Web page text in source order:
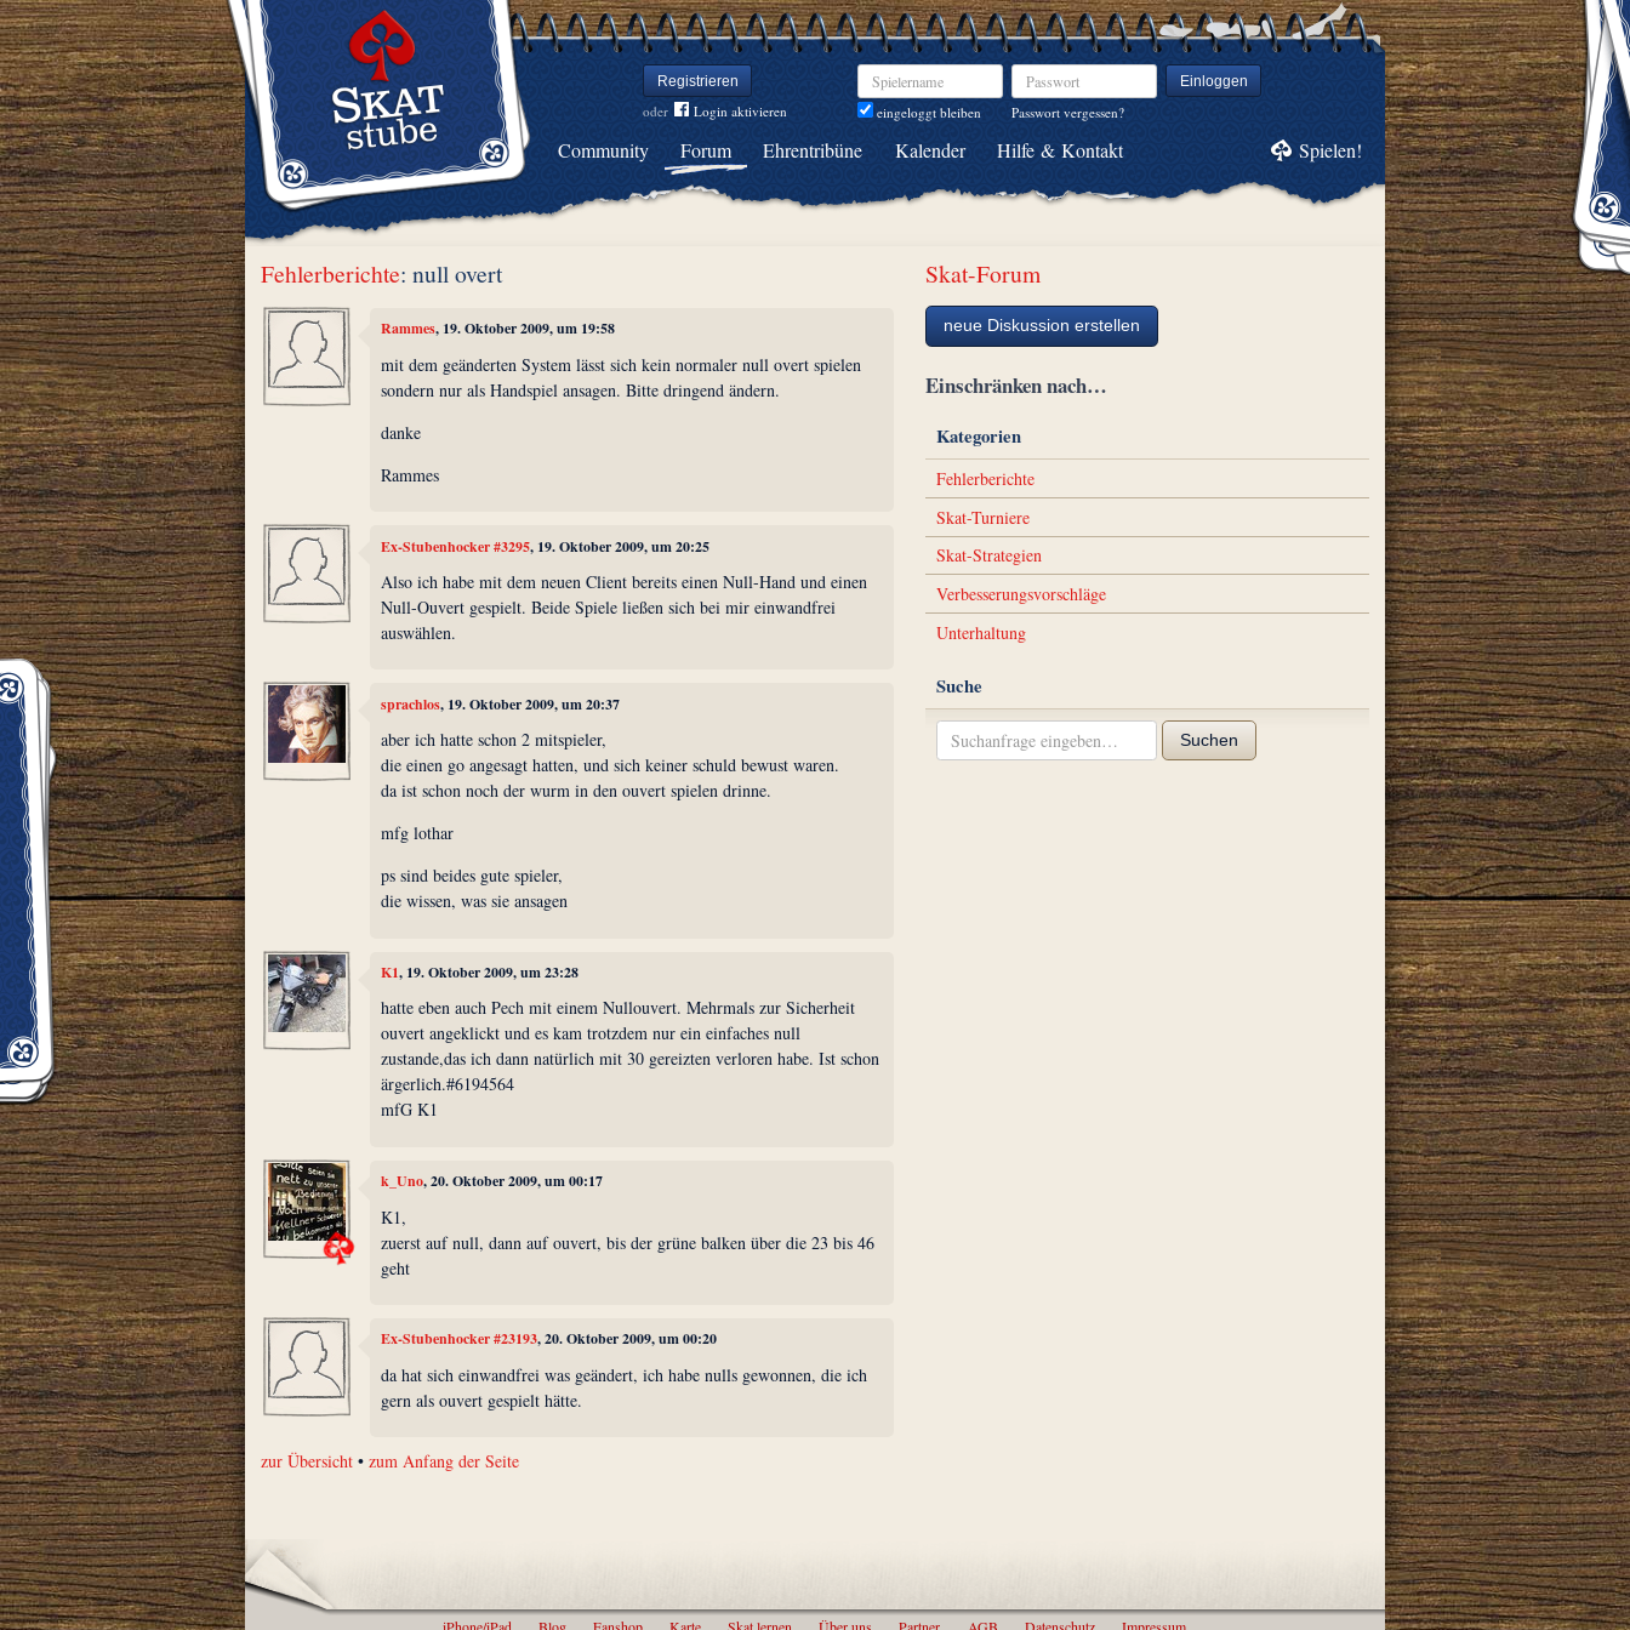
Registrieren
oder Login aktivieren
Spielername
eingeloggt bleiben
Passwort Einloggen
Passwort vergessen?
Community Forum Ehrentribüne Kalender Hilfe & Kontakt Spielen!
Fehlerberichte: null overt
Rammes, 19. Oktober 2009, um 19:58
mit dem geänderten System lässt sich kein normaler null overt spielen
sondern nur als Handspiel ansagen. Bitte dringend ändern.
danke
Rammes
Ex-Stubenhocker #3295, 19. Oktober 2009, um 20:25
Also ich habe mit dem neuen Client bereits einen Null-Hand und einen
Null-Ouvert gespielt. Beide Spiele ließen sich bei mir einwandfrei
auswählen.
sprachlos, 19. Oktober 2009, um 20:37
aber ich hatte schon 2 mitspieler,
die einen go angesagt hatten, und sich keiner schuld bewust waren.
da ist schon noch der wurm in den ouvert spielen drinne.
mfg lothar
ps sind beides gute spieler,
die wissen, was sie ansagen
K1, 19. Oktober 2009, um 23:28
hatte eben auch Pech mit einem Nullouvert. Mehrmals zur Sicherheit
ouvert angeklickt und es kam trotzdem nur ein einfaches null
zustande,das ich dann natürlich mit 30 gereizten verloren habe. Ist schon
ärgerlich.#6194564
mfG K1
k_Uno, 20. Oktober 2009, um 00:17
K1,
zuerst auf null, dann auf ouvert, bis der grüne balken über die 23 bis 46
geht
Ex-Stubenhocker #23193, 20. Oktober 2009, um 00:20
da hat sich einwandfrei was geändert, ich habe nulls gewonnen, die ich
gern als ouvert gespielt hätte.
zur Übersicht •zum Anfang der Seite
Skat-Forum
neue Diskussion erstellen
Einschränken nach…
Kategorien
Fehlerberichte
Skat-Turniere
Skat-Strategien
Verbesserungsvorschläge
Unterhaltung
Suche
Suchen